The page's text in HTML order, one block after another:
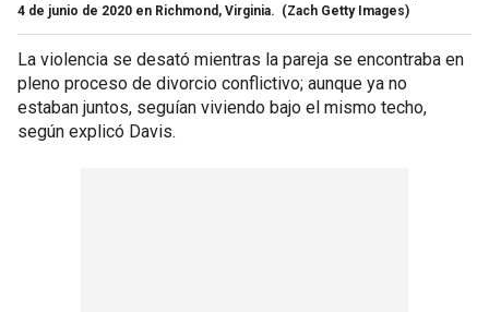
4 de junio de 2020 en Richmond, Virginia. (Zach Getty Images)
La violencia se desató mientras la pareja se encontraba en
pleno proceso de divorcio conflictivo; aunque ya no
estaban juntos, seguían viviendo bajo el mismo techo,
según explicó Davis.